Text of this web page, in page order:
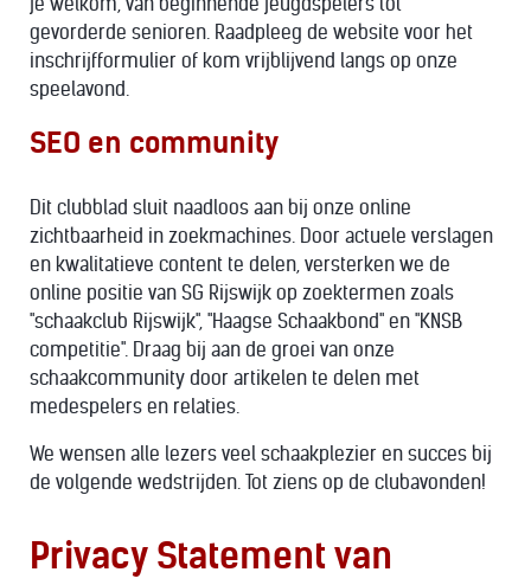
gevorderde senioren. Raadpleeg de website voor het
inschrijfformulier of kom vrijblijvend langs op onze
speelavond.
SEO en community
Dit clubblad sluit naadloos aan bij onze online
zichtbaarheid in zoekmachines. Door actuele verslagen
en kwalitatieve content te delen, versterken we de
online positie van SG Rijswijk op zoektermen zoals
"schaakclub Rijswijk", "Haagse Schaakbond" en "KNSB
competitie". Draag bij aan de groei van onze
schaakcommunity door artikelen te delen met
medespelers en relaties.
We wensen alle lezers veel schaakplezier en succes bij
de volgende wedstrijden. Tot ziens op de clubavonden!
Privacy Statement van